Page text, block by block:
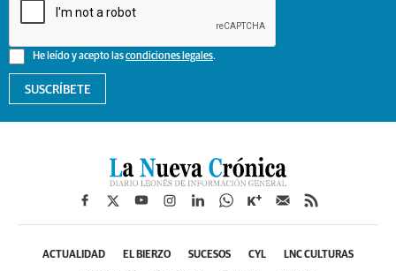
He leído y acepto lascondiciones legales.
SUSCRÍBETE
ACTUALIDAD EL BIERZO SUCESOS CYL LNC CULTURAS